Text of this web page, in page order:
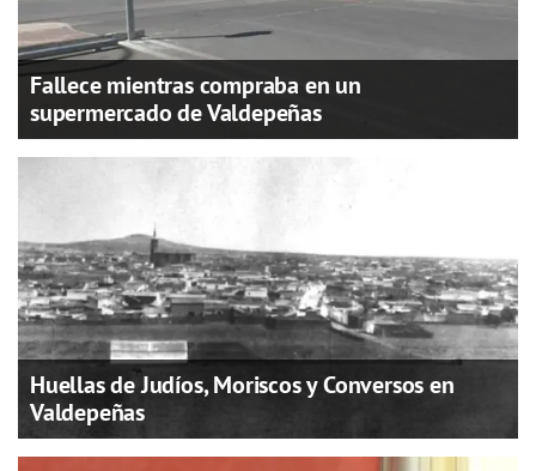
Fallece mientras compraba en un
supermercado de Valdepeñas
Huellas de Judíos, Moriscos y Conversos en
Valdepeñas